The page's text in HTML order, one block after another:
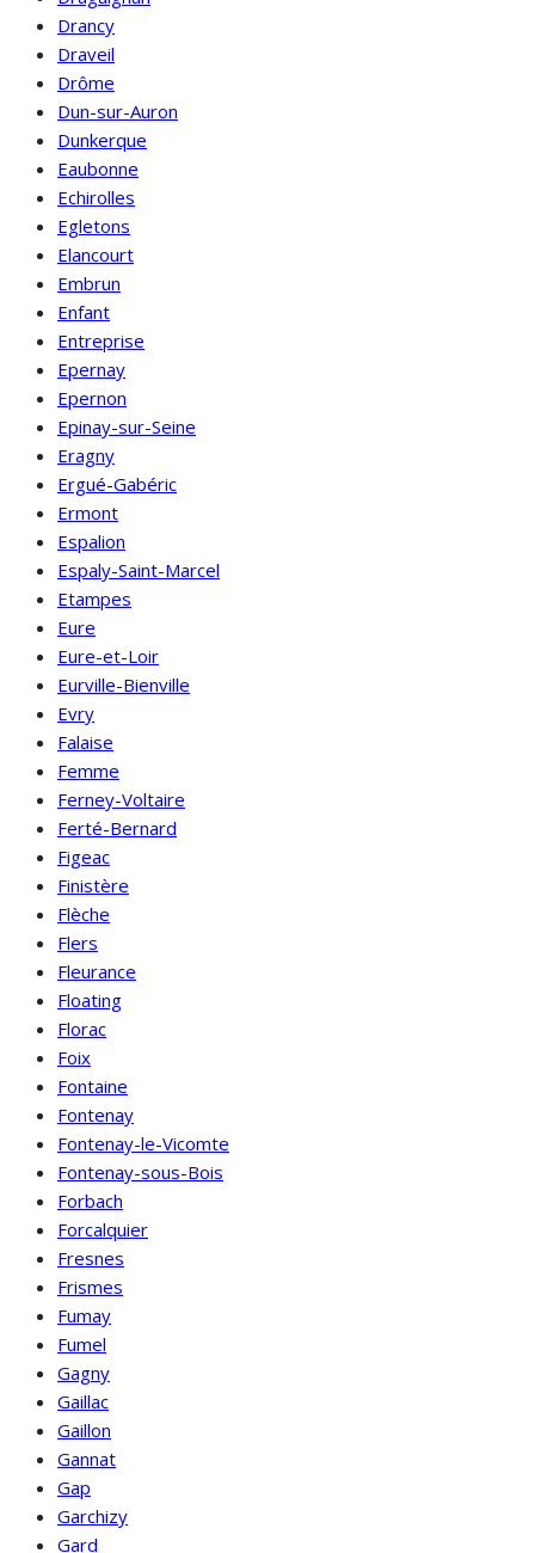
Drancy
Draveil
Drôme
Dun-sur-Auron
Dunkerque
Eaubonne
Echirolles
Egletons
Elancourt
Embrun
Enfant
Entreprise
Epernay
Epernon
Epinay-sur-Seine
Eragny
Ergué-Gabéric
Ermont
Espalion
Espaly-Saint-Marcel
Etampes
Eure
Eure-et-Loir
Eurville-Bienville
Evry
Falaise
Femme
Ferney-Voltaire
Ferté-Bernard
Figeac
Finistère
Flèche
Flers
Fleurance
Floating
Florac
Foix
Fontaine
Fontenay
Fontenay-le-Vicomte
Fontenay-sous-Bois
Forbach
Forcalquier
Fresnes
Frismes
Fumay
Fumel
Gagny
Gaillac
Gaillon
Gannat
Gap
Garchizy
Gard